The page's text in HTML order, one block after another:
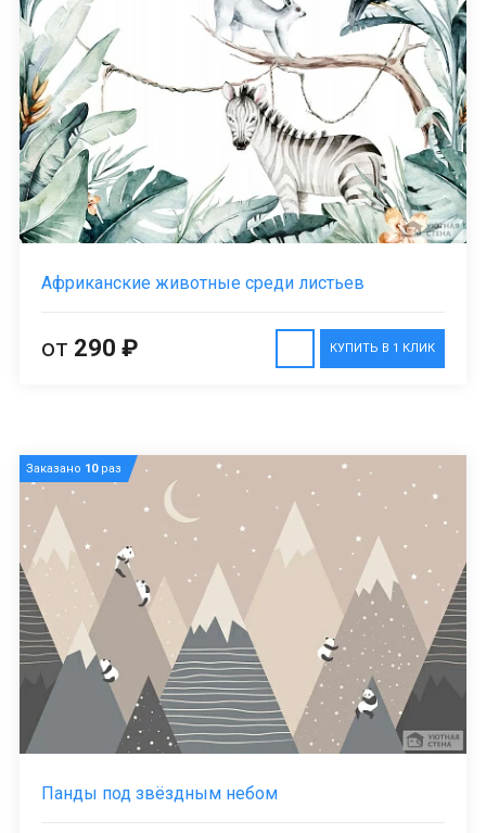
Африканские животные среди листьев
КУПИТЬ В 1 КЛИК
от 290 ₽
Заказано 10раз
Панды под звёздным небом